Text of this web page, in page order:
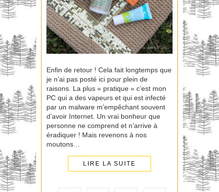
Enfin de retour ! Cela fait longtemps que
je n’ai pas posté ici pour plein de
raisons. La plus « pratique » c’est mon
PC qui a des vapeurs et qui est infecté
par un malware m’empêchant souvent
d’avoir Internet. Un vrai bonheur que
personne ne comprend et n’arrive à
éradiquer ! Mais revenons à nos
moutons…
LIRE LA SUITE